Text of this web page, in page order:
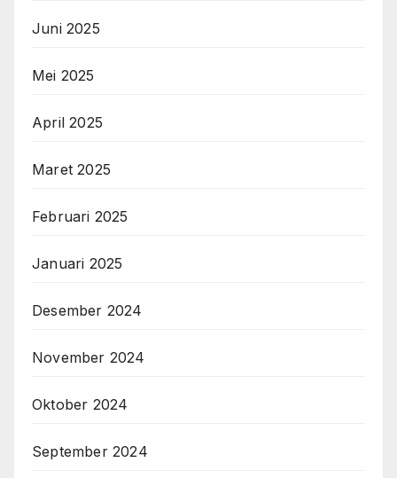
Juni 2025
Mei 2025
April 2025
Maret 2025
Februari 2025
Januari 2025
Desember 2024
November 2024
Oktober 2024
September 2024